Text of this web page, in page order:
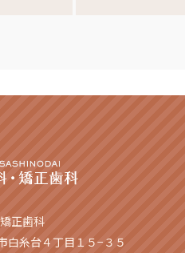
正歯科
白糸台４丁目１５−３５